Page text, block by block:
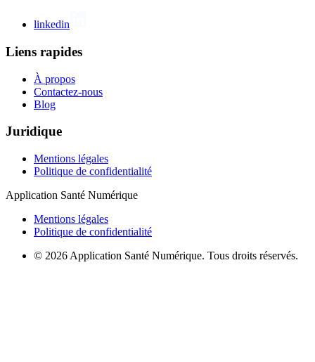
linkedin
Liens rapides
À propos
Contactez-nous
Blog
Juridique
Mentions légales
Politique de confidentialité
Application Santé Numérique
Mentions légales
Politique de confidentialité
© 2026 Application Santé Numérique. Tous droits réservés.